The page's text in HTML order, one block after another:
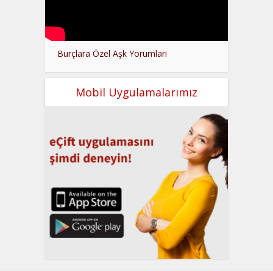
Burçlara Özel Aşk Yorumları
Mobil Uygulamalarımız